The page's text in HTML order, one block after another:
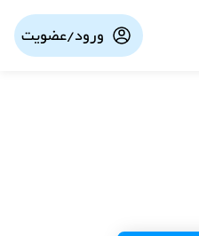
ورود/عضویت